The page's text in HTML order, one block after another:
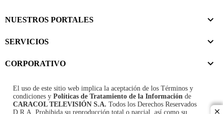
NUESTROS PORTALES
SERVICIOS
CORPORATIVO
El uso de este sitio web implica la aceptación de los Términos y
condiciones y Políticas de Tratamiento de la Información de
CARACOL TELEVISIÓN S.A. Todos los Derechos Reservados
D.R.A. Prohibida su reproducción total o parcial, así como su